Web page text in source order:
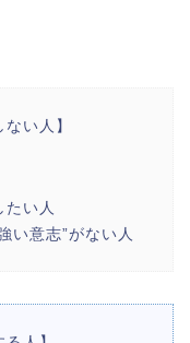
い人】
い人
い意志”がない人